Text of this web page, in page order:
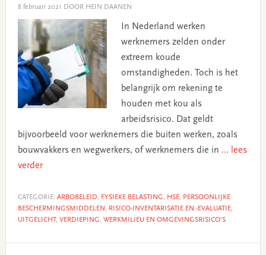
8 februari 2021 DOOR HEIN DAANEN
In Nederland werken
werknemers zelden onder
extreem koude
omstandigheden. Toch is het
belangrijk om rekening te
houden met kou als
arbeidsrisico. Dat geldt
bijvoorbeeld voor werknemers die buiten werken, zoals
bouwvakkers en wegwerkers, of werknemers die in ... lees
verder
CATEGORIE: ARBOBELEID, FYSIEKE BELASTING, HSE, PERSOONLIJKE
BESCHERMINGSMIDDELEN , RISICO-INVENTARISATIE EN -EVALUATIE,
UITGELICHT, VERDIEPING, WERKMILIEU EN OMGEVINGSRISICO’S